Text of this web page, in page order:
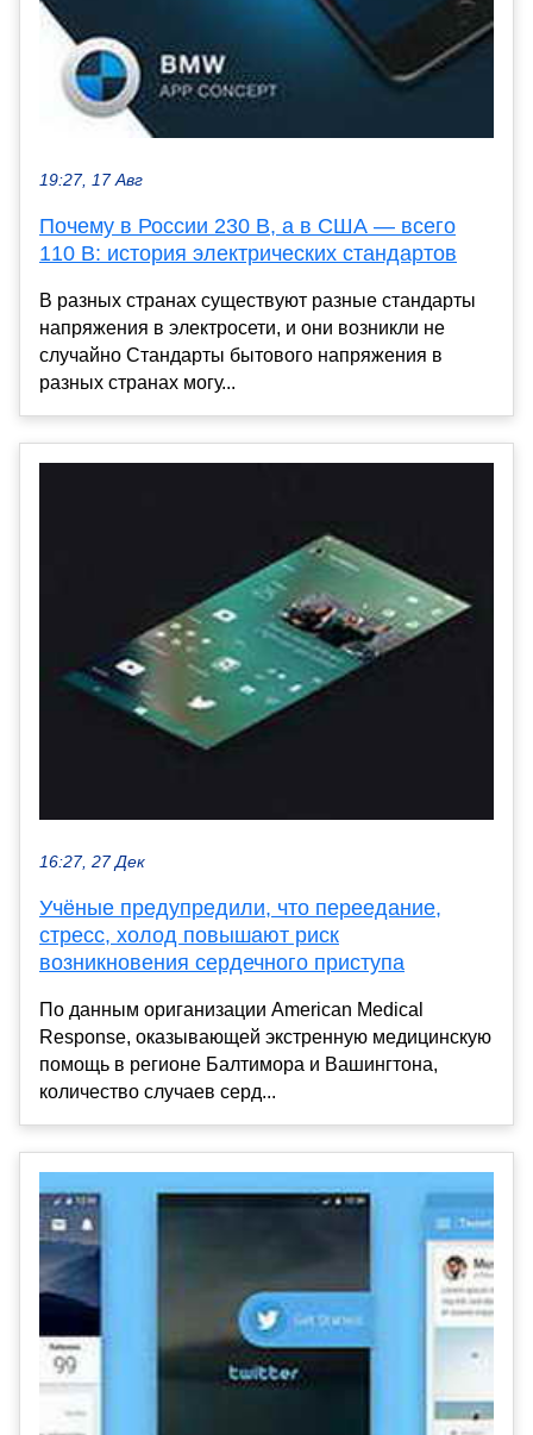
19:27, 17 Авг
Почему в России 230 В, а в США — всего
110 В: история электрических стандартов
В разных странах существуют разные стандарты
напряжения в электросети, и они возникли не
случайно Стандарты бытового напряжения в
разных странах могу...
16:27, 27 Дек
Учёные предупредили, что переедание,
стресс, холод повышают риск
возникновения сердечного приступа
По данным ориганизации American Medical
Response, оказывающей экстренную медицинскую
помощь в регионе Балтимора и Вашингтона,
количество случаев серд...